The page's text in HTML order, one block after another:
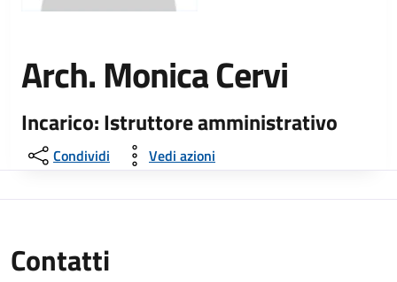
Arch. Monica Cervi
Incarico: Istruttore amministrativo
Condividi Vedi azioni
Contatti